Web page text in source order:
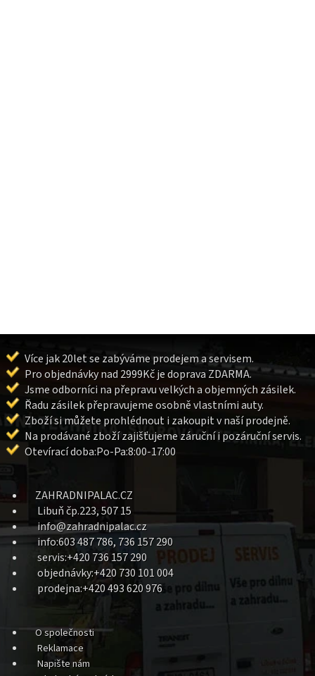
Více jak 20let se zabýváme prodejem a servisem.
Pro objednávky nad 2999Kč je doprava ZDARMA.
Jsme odborníci na přepravu velkých a objemných zásilek.
Řadu zásilek přepravujeme osobně vlastními auty.
Zboží si můžete prohlédnout i zakoupit v naší prodejně.
Na prodávané zboží zajišťujeme záruční i pozáruční servis.
Otevírací doba:Po-Pa:8:00-17:00
ZAHRADNIPALAC.CZ
Libuň čp.223, 507 15
info@zahradnipalac.cz
info:603 487 786, 736 157 290
servis:+420 736 157 290
objednávky:+420 730 101 004
prodejna:+420 493 620 976
O společnosti
Reklamace
Napište nám